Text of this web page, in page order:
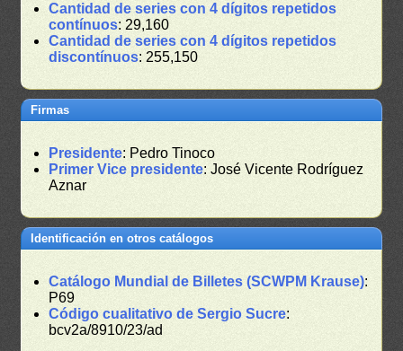
Cantidad de series con 4 dígitos repetidos
contínuos: 29,160
Cantidad de series con 4 dígitos repetidos
discontínuos: 255,150
Firmas
Presidente: Pedro Tinoco
Primer Vice presidente: José Vicente Rodríguez
Aznar
Identificación en otros catálogos
Catálogo Mundial de Billetes (SCWPM Krause):
P69
Código cualitativo de Sergio Sucre:
bcv2a/8910/23/ad